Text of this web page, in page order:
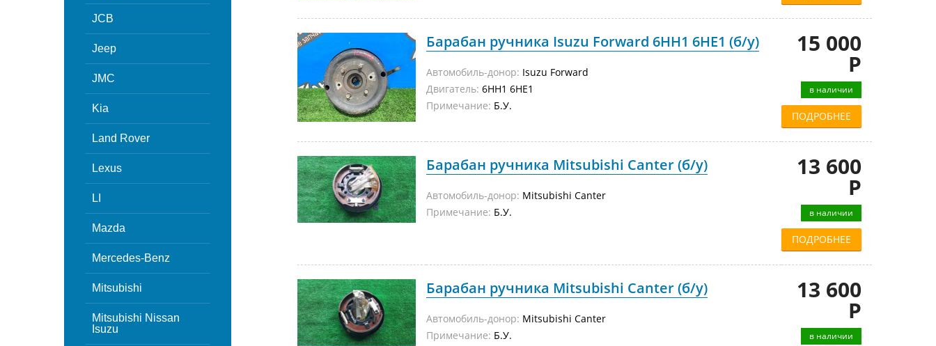
JCB
Jeep
JMC
Kia
Land Rover
Lexus
LI
Mazda
Mercedes-Benz
Mitsubishi
Mitsubishi Nissan
Isuzu
Барабан ручника Isuzu Forward 6HH1 6HE1 (б/у)
Автомобиль-донор: Isuzu Forward
Двигатель: 6HH1 6HE1
Примечание: Б.У.
15 000
Р
в наличии
ПОДРОБНЕЕ
Барабан ручника Mitsubishi Canter (б/у)
Автомобиль-донор: Mitsubishi Canter
Примечание: Б.У.
13 600
Р
в наличии
ПОДРОБНЕЕ
Барабан ручника Mitsubishi Canter (б/у)
Автомобиль-донор: Mitsubishi Canter
Примечание: Б.У.
13 600
Р
в наличии